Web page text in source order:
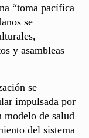
“toma pacífica
se
y asambleas
se
impulsada por
modelo de salud
del sistema